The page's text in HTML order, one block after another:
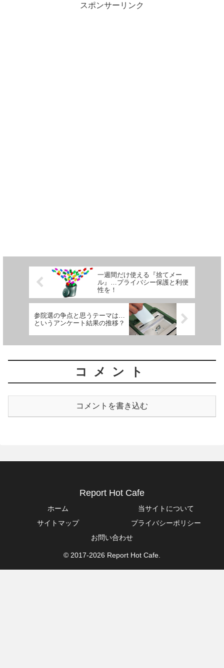
います。また、より正確に測るなスポンサーリンク
一週間だけ使える『捨てメー
ル』…プライバシー保護と利便
性を！
参院選の争点と思うテーマは…
というアンケート結果の推移？
コメント
コメントを書き込む
Report Hot Cafe
ホーム
当サイトについて
サイトマップ
プライバシーポリシー
お問い合わせ
© 2017-2026 Report Hot Cafe.